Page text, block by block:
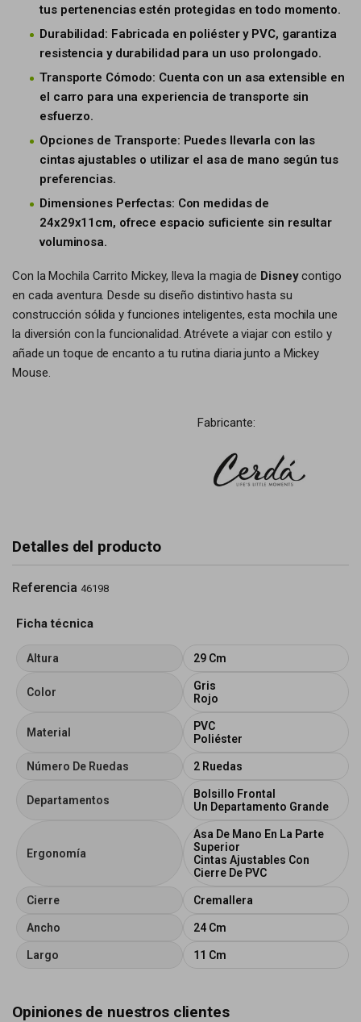
tus pertenencias estén protegidas en todo momento.
Durabilidad: Fabricada en poliéster y PVC, garantiza
resistencia y durabilidad para un uso prolongado.
Transporte Cómodo: Cuenta con un asa extensible en
el carro para una experiencia de transporte sin
esfuerzo.
Opciones de Transporte: Puedes llevarla con las
cintas ajustables o utilizar el asa de mano según tus
preferencias.
Dimensiones Perfectas: Con medidas de
24x29x11cm, ofrece espacio suficiente sin resultar
voluminosa.
Con la Mochila Carrito Mickey, lleva la magia de Disneycontigo
en cada aventura. Desde su diseño distintivo hasta su
construcción sólida y funciones inteligentes, esta mochila une
la diversión con la funcionalidad. Atrévete a viajar con estilo y
añade un toque de encanto a tu rutina diaria junto a Mickey
Mouse.
Fabricante:
Detalles del producto
Referencia 46198
Ficha técnica
Altura 29 Cm
Color
Gris
Rojo
Material
PVC
Poliéster
Número De Ruedas 2 Ruedas
Departamentos
Bolsillo Frontal
Un Departamento Grande
Ergonomía
Asa De Mano En La Parte
Superior
Cintas Ajustables Con
Cierre De PVC
Cierre Cremallera
Ancho 24 Cm
Largo 11 Cm
Opiniones de nuestros clientes